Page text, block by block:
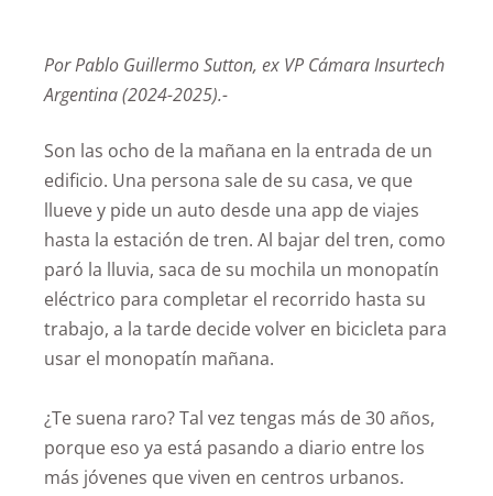
Por Pablo Guillermo Sutton, ex VP Cámara Insurtech
Argentina (2024-2025).-
Son las ocho de la mañana en la entrada de un
edificio. Una persona sale de su casa, ve que
llueve y pide un auto desde una app de viajes
hasta la estación de tren. Al bajar del tren, como
paró la lluvia, saca de su mochila un monopatín
eléctrico para completar el recorrido hasta su
trabajo, a la tarde decide volver en bicicleta para
usar el monopatín mañana.
¿Te suena raro? Tal vez tengas más de 30 años,
porque eso ya está pasando a diario entre los
más jóvenes que viven en centros urbanos.